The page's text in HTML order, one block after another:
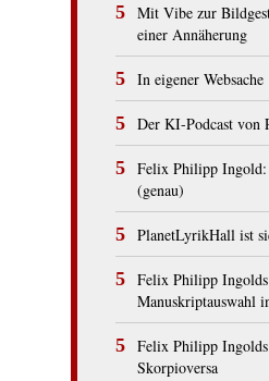
Mit Vibe zur
einer Annäherung
In eigener Websache
Der KI-Podcast von
Felix Philipp
(genau)
PlanetLyrikHall ist
Felix Philipp
Manuskriptauswahl
Felix Philipp
Skorpioversa